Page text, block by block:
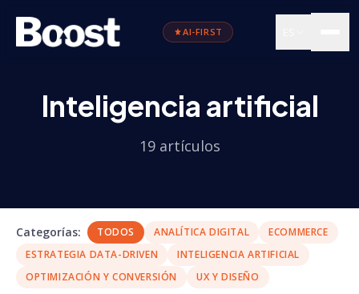
AI-FIRST
Inteligencia artificial
19 artículos
Categorías: TODOS ANALÍTICA DIGITAL
ECOMMERCE
ESTRATEGIA DATA-DRIVEN
INTELIGENCIA ARTIFICIAL
OPTIMIZACIÓN Y CONVERSIÓN
UX Y DISEÑO